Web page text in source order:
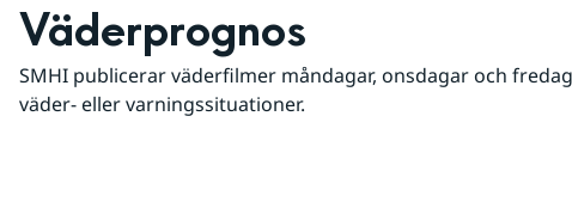
Väderprognos
SMHI publicerar väderfilmer måndagar, onsdagar och
väder- eller varningssituationer.